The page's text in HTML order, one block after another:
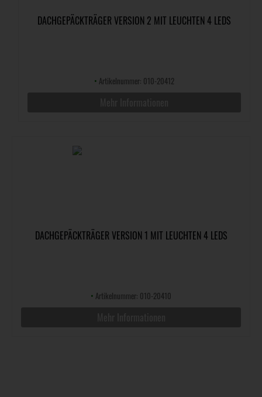
DACHGEPÄCKTRÄGER VERSION 2 MIT LEUCHTEN 4 LEDS
• Artikelnummer: 010-20412
DACHGEPÄCKTRÄGER VERSION 1 MIT LEUCHTEN 4 LEDS
• Artikelnummer: 010-20410